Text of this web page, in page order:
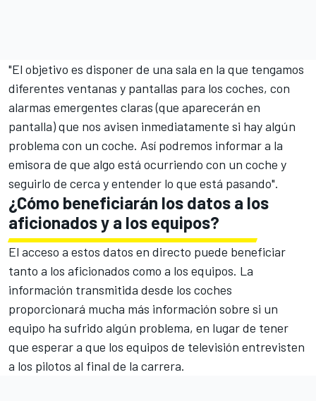
"El objetivo es disponer de una sala en la que tengamos
diferentes ventanas y pantallas para los coches, con
alarmas emergentes claras (que aparecerán en
pantalla) que nos avisen inmediatamente si hay algún
problema con un coche. Así podremos informar a la
emisora de que algo está ocurriendo con un coche y
seguirlo de cerca y entender lo que está pasando".
¿Cómo beneficiarán los datos a los
aficionados y a los equipos?
El acceso a estos datos en directo puede beneficiar
tanto a los aficionados como a los equipos. La
información transmitida desde los coches
proporcionará mucha más información sobre si un
equipo ha sufrido algún problema, en lugar de tener
que esperar a que los equipos de televisión entrevisten
a los pilotos al final de la carrera.